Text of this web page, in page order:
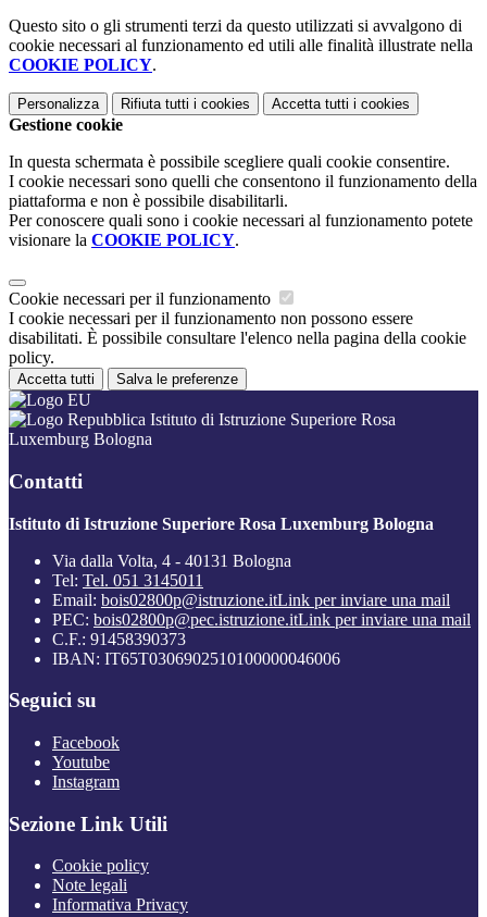
Questo sito o gli strumenti terzi da questo utilizzati si avvalgono di
cookie necessari al funzionamento ed utili alle finalità illustrate nella
COOKIE POLICY.
Personalizza Rifiuta tutti i cookies Accetta tutti i cookies
Gestione cookie
In questa schermata è possibile scegliere quali cookie consentire.
I cookie necessari sono quelli che consentono il funzionamento della
piattaforma e non è possibile disabilitarli.
Per conoscere quali sono i cookie necessari al funzionamento potete
visionare la COOKIE POLICY.
Cookie necessari per il funzionamento
I cookie necessari per il funzionamento non possono essere
disabilitati. È possibile consultare l'elenco nella pagina della cookie
policy.
Accetta tutti Salva le preferenze
Istituto di Istruzione Superiore Rosa
Luxemburg Bologna
Contatti
Istituto di Istruzione Superiore Rosa Luxemburg Bologna
Via dalla Volta, 4 - 40131 Bologna
Tel: Tel. 051 3145011
Email: bois02800p@istruzione.itLink per inviare una mail
PEC: bois02800p@pec.istruzione.itLink per inviare una mail
C.F.: 91458390373
IBAN: IT65T0306902510100000046006
Seguici su
Facebook
Youtube
Instagram
Sezione Link Utili
Cookie policy
Note legali
Informativa Privacy